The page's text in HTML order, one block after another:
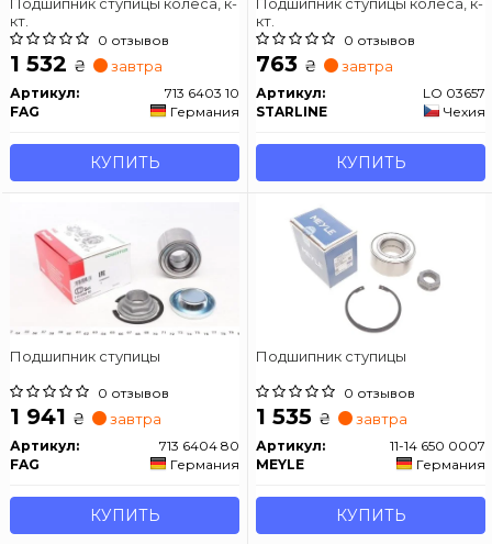
кт.
0 отзывов
1 532 ₴ завтра
Артикул:
713 6403 10
FAG
Германия
КУПИТЬ
кт.
0 отзывов
763 ₴ завтра
Артикул:
LO 03657
STARLINE
Чехия
КУПИТЬ
Подшипник ступицы
0 отзывов
1 941 ₴ завтра
Артикул:
713 6404 80
FAG
Германия
КУПИТЬ
Подшипник ступицы
0 отзывов
1 535 ₴ завтра
Артикул:
11-14 650 0007
MEYLE
Германия
КУПИТЬ